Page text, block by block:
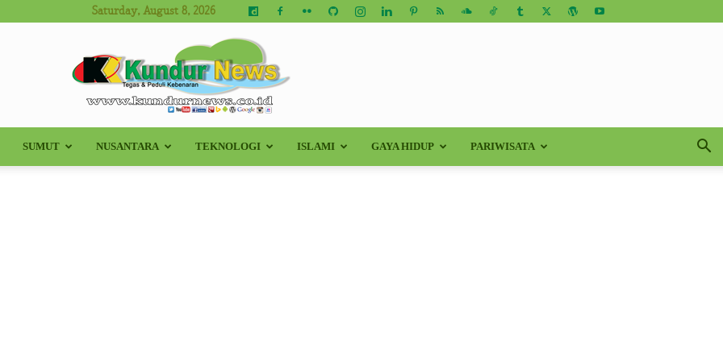
Saturday, August 8, 2026
Kundur
SUMUT NUSANTARA TEKNOLOGI ISLAMI GAYA HIDUP PARIWISATA